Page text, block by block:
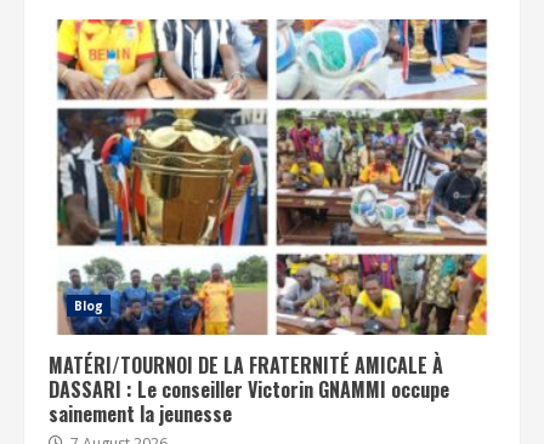
Blog
MATÉRI/TOURNOI DE LA FRATERNITÉ AMICALE À
DASSARI : Le conseiller Victorin GNAMMI occupe
sainement la jeunesse